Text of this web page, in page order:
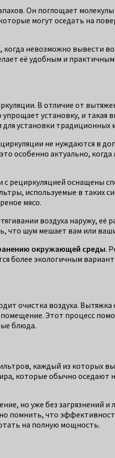
Он поглощает
могут оседать на
невозможно вывести
её удобным и
В отличие от
установку, и
установки традиционных
не нуждаются в
особенно актуально,
с рециркуляцией оснащены
используемые в таких
мясо.
воздуха наружу,
что шум мешает вам или
окружающей среды.
более экологичным
очистка воздуха.
Этот процесс
блюда.
каждый из которых
обычно оседают
но уже без загрязнений
помнить, что
на полную мощность.